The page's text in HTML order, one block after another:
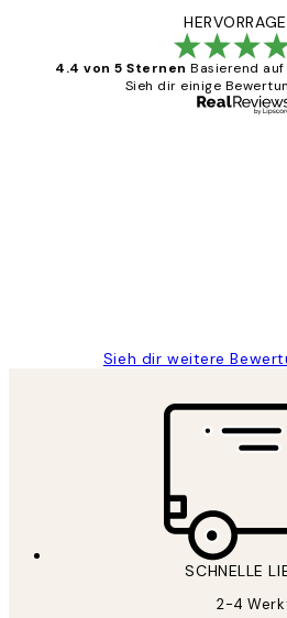
4.4 von 5 Sternen Basierend
Sieh dir einige
Sieh dir weitere
SCHNELLE
2-4